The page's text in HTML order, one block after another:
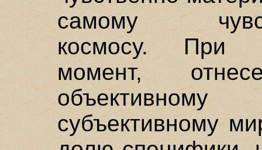
самому
космосу. При
момент,
субъективному